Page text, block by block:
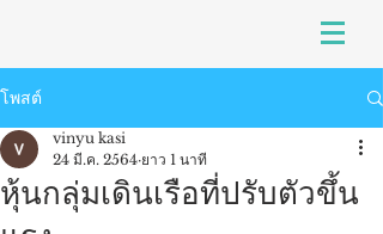
โพสต์
หุ้นกลุ่มเดินเรือที่ปรับตัวขึ้น
vinyu kasi
24 มี.ค. 2564 ยาว 1 นาที